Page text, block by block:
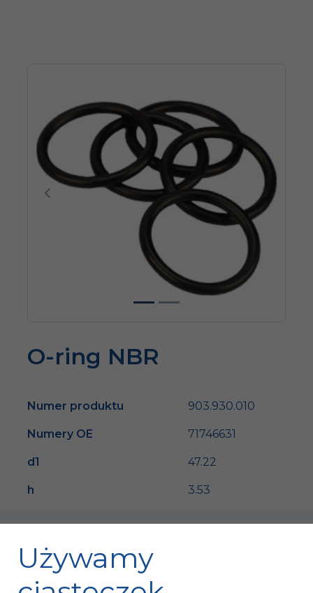
Poprzedni
O-ring NBR
Numer produktu 903.930.010
Numery OE 71746631
d1 47.22
h 3.53
Używamy